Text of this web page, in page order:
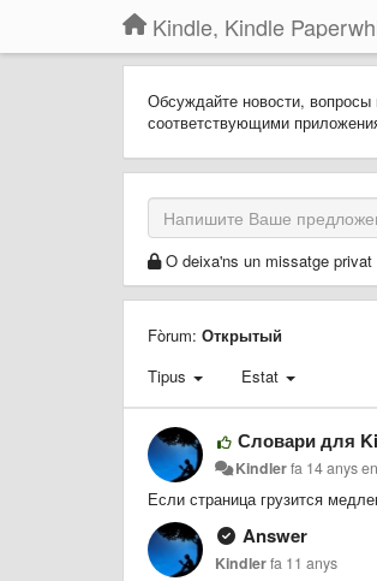
Обсуждайте новости,
соответствующими
O deixa'ns un missatge privat
Fòrum: Открытый
Tipus
Estat
Словари для
Kindlerfa 14 anys
Если страница грузится
Answer
Kindlerfa 11 anys